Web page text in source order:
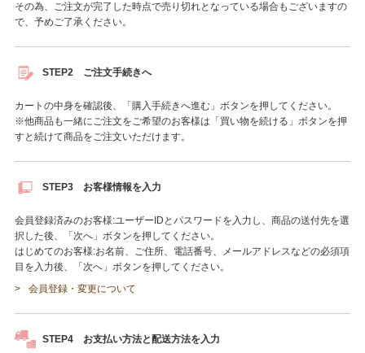
その為、ご注文が完了した時点で売り切れとなっている場合もございますの
で、予めご了承ください。
STEP2 ご注文手続きへ
カートの中身を確認後、「購入手続きへ進む」ボタンを押してください。
※他商品も一緒にご注文をご希望のお客様は「買い物を続ける」ボタンを押
すと続けて商品をご注文いただけます。
STEP3 お客様情報を入力
会員登録済みのお客様:ユーザーIDとパスワードを入力し、商品の送付先を選
択した後、「次へ」ボタンを押してください。
はじめてのお客様:お名前、ご住所、電話番号、メールアドレスなどの必須項
目を入力後、「次へ」ボタンを押してください。
会員登録・変更について
STEP4 お支払い方法と配送方法を入力